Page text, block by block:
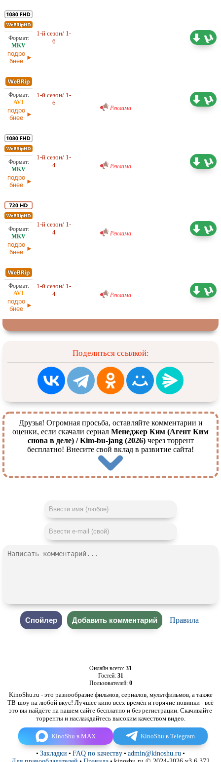
подро
бнее
1-й сезон/ 1-
6
подро
бнее
1-й сезон/ 1-
6
Реклама
подро
бнее
1-й сезон/ 1-
4
Реклама
подро
бнее
1-й сезон/ 1-
4
Реклама
подро
бнее
1-й сезон/ 1-
4
Реклама
Поделиться ссылкой:
Друзья! Огромная просьба, оставляйте комментарии и
оценки, если скачали сериал Менеджер Ким (Агент Ким
снова в деле) / Kim-bu-jang (2026)через торрент
бесплатно! Внесите свой вклад в развитие сайта!
Правила
Онлайн всего: 31
Гостей: 31
Пользователей: 0
KinoShu.ru - это разнообразие фильмов, сериалов, мультфильмов, а также
ТВ-шоу на любой вкус! Лучшее кино всех времён и горячие новинки - всё
это вы найдёте на нашем сайте бесплатно и без регистрации. Скачивайте
торренты и наслаждайтесь высоким качеством видео.
KinoShu в MAX KinoShu в Telegram
• Закладки • FAQ по качеству • admin@kinoshu.ru •